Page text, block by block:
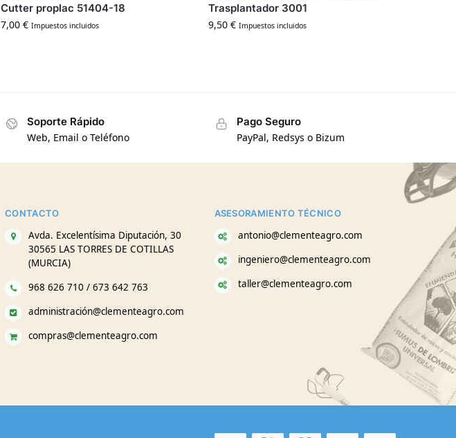
Cutter proplac 51404-18
7,00€ Impuestos incluidos
Trasplantador 3001
9,50 € Impuestos incluidos
Soporte Rápido
Web, Email o Teléfono
Pago Seguro
PayPal, Redsys o Bizum
CONTACTO
Avda. Excelentísima Diputación, 30
30565 LAS TORRES DE COTILLAS
(MURCIA)
968 626 710 / 673 642 763
administración@clementeagro.com
compras@clementeagro.com
ASESORAMIENTO TÉCNICO
antonio@clementeagro.com
ingeniero@clementeagro.com
taller@clementeagro.com